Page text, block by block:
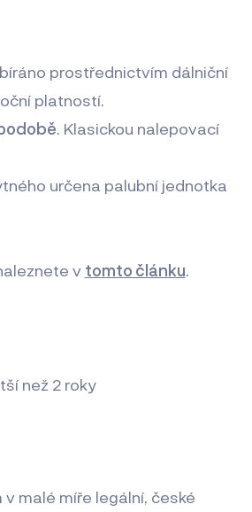
prostřednictvím dálniční
platností.
. Klasickou nalepovací
určena palubní jednotka
v tomto článku.
než 2 roky
malé míře legální, české